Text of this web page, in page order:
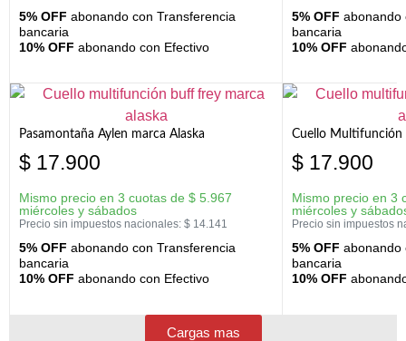
5% OFF abonando con Transferencia
bancaria
10% OFF abonando con Efectivo
5% OFF abonando
bancaria
10% OFF
Pasamontaña Aylen marca Alaska
$ 17.900
Mismo precio en 3 cuotas de $ 5.967
miércoles y sábados
Precio sin impuestos nacionales: $ 14.141
5% OFF abonando con Transferencia
bancaria
10% OFF abonando con Efectivo
Cuello Multifunción
$ 17.900
Mismo precio en 3
miércoles y
Precio sin impuestos
5% OFF abonando
bancaria
10% OFF
Cargas mas